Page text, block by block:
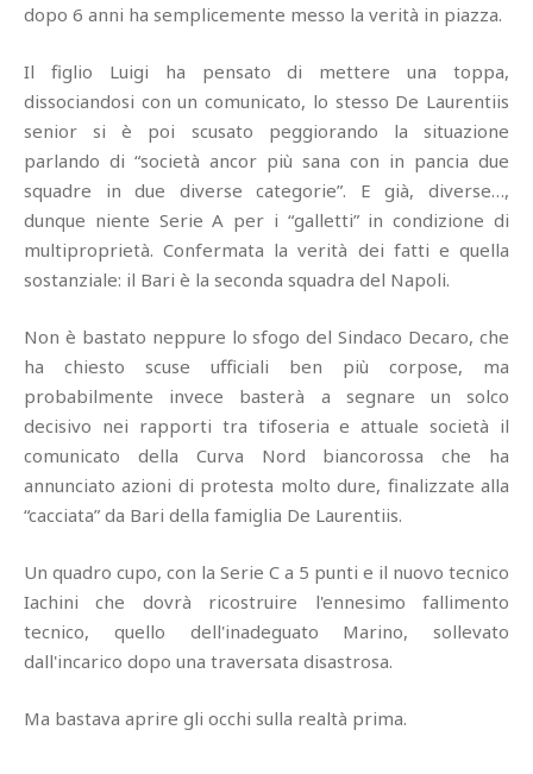
dopo 6 anni ha semplicemente messo la verità in piazza.
Il figlio Luigi ha pensato di mettere una toppa,
dissociandosi con un comunicato, lo stesso De Laurentiis
senior si è poi scusato peggiorando la situazione
parlando di “società ancor più sana con in pancia due
squadre in due diverse categorie”. E già, diverse…,
dunque niente Serie A per i “galletti” in condizione di
multiproprietà. Confermata la verità dei fatti e quella
sostanziale: il Bari è la seconda squadra del Napoli.
Non è bastato neppure lo sfogo del Sindaco Decaro, che
ha chiesto scuse ufficiali ben più corpose, ma
probabilmente invece basterà a segnare un solco
decisivo nei rapporti tra tifoseria e attuale società il
comunicato della Curva Nord biancorossa che ha
annunciato azioni di protesta molto dure, finalizzate alla
“cacciata” da Bari della famiglia De Laurentiis.
Un quadro cupo, con la Serie C a 5 punti e il nuovo tecnico
Iachini che dovrà ricostruire l'ennesimo fallimento
tecnico, quello dell'inadeguato Marino, sollevato
dall'incarico dopo una traversata disastrosa.
Ma bastava aprire gli occhi sulla realtà prima.